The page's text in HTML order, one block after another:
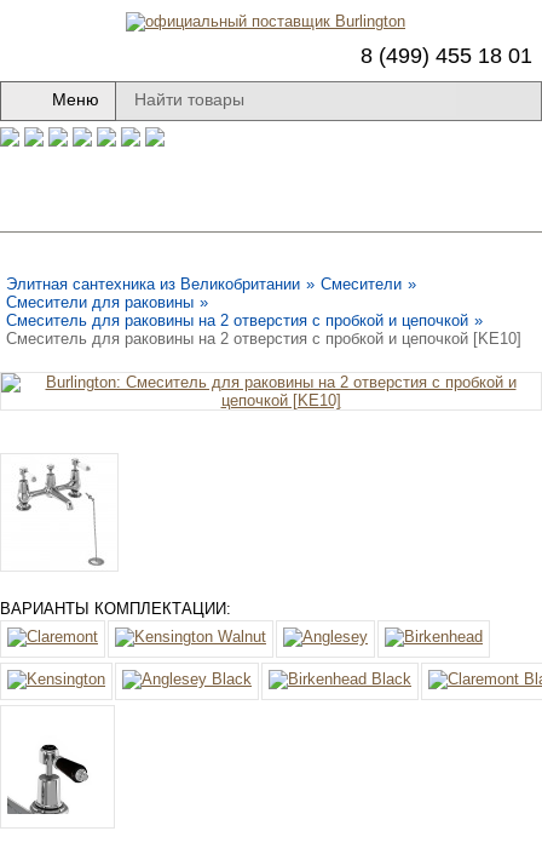
8 (499) 455 18 01
Меню
Элитная сантехника из Великобритании » Смесители »
Смесители для раковины »
Смеситель для раковины на 2 отверстия с пробкой и цепочкой »
Смеситель для раковины на 2 отверстия с пробкой и цепочкой [KE10]
ВАРИАНТЫ КОМПЛЕКТАЦИИ: